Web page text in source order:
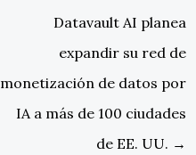
Datavault AI planea
expandir su red de
monetización de datos por
IA a más de 100 ciudades
de EE. UU. →